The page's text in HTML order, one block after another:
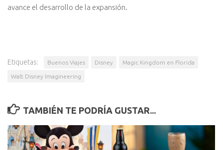
avance el desarrollo de la expansión.
Etiquetas: Buenos Viajes Disney Magic Kingdom en Florida
Walt Disney Imagineering
TAMBIÉN TE PODRÍA GUSTAR...